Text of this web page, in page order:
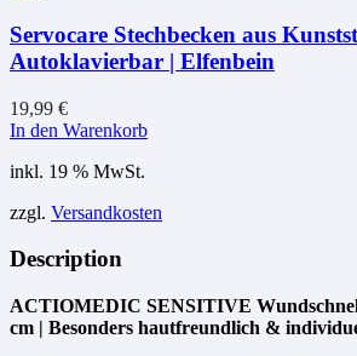
Servocare Stechbecken aus
Autoklavierbar | Elfenbein
19,99 €
In den Warenkorb
inkl. 19 % MwSt.
zzgl. Versandkosten
Description
ACTIOMEDIC SENSITIVE
cm | Besonders hautfreundlich &